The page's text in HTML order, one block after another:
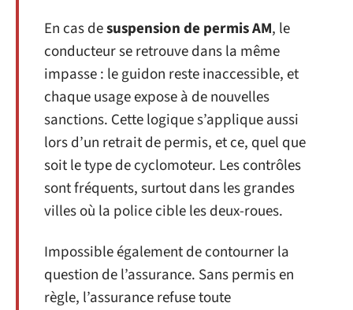
En cas desuspension de permis AM, le
conducteur se retrouve dans la même
impasse : le guidon reste inaccessible, et
chaque usage expose à de nouvelles
sanctions. Cette logique s’applique aussi
lors d’un retrait de permis, et ce, quel que
soit le type de cyclomoteur. Les contrôles
sont fréquents, surtout dans les grandes
villes où la police cible les deux-roues.
Impossible également de contourner la
question de l’assurance. Sans permis en
règle, l’assurance refuse toute